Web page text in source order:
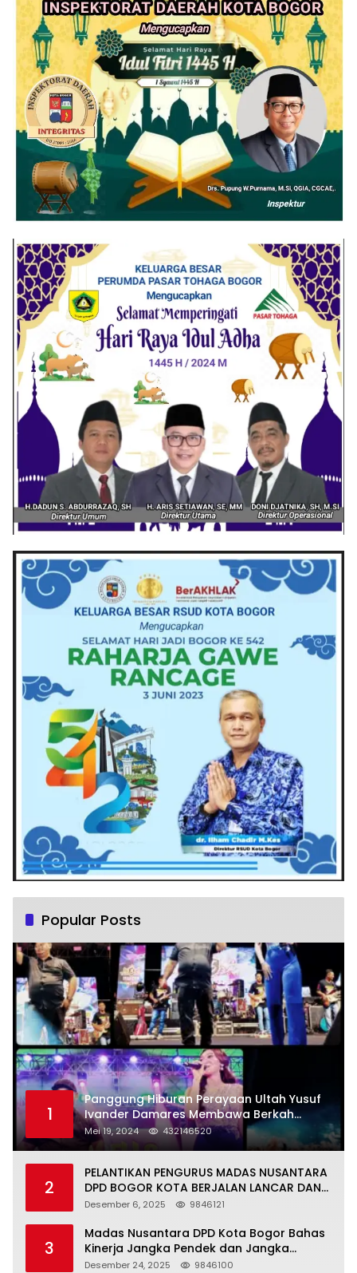
Popular Posts
1
Panggung Hiburan Perayaan Ultah Yusuf
Ivander Damares Membawa Berkah
Warga Kejapanan
Mei 19, 2024 432146520
2
PELANTIKAN PENGURUS MADAS NUSANTARA
DPD BOGOR KOTA BERJALAN LANCAR DAN
KHIDMAT
Desember 6, 2025 9846121
3
Madas Nusantara DPD Kota Bogor Bahas
Kinerja Jangka Pendek dan Jangka
Panjang
Desember 24, 2025 9846100